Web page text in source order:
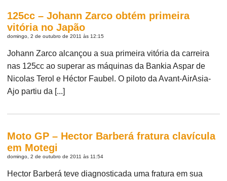
125cc – Johann Zarco obtém primeira
vitória no Japão
domingo, 2 de outubro de 2011 às 12:15
Johann Zarco alcançou a sua primeira vitória da carreira
nas 125cc ao superar as máquinas da Bankia Aspar de
Nicolas Terol e Héctor Faubel. O piloto da Avant-AirAsia-
Ajo partiu da [...]
Moto GP – Hector Barberá fratura clavícula
em Motegi
domingo, 2 de outubro de 2011 às 11:54
Hector Barberá teve diagnosticada uma fratura em sua